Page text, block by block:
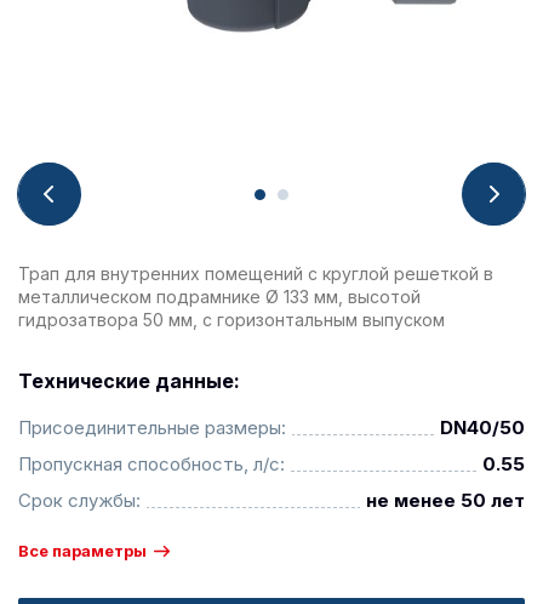
Трап для внутренних помещений с круглой решеткой в
металлическом подрамнике Ø 133 мм, высотой
гидрозатвора 50 мм, с горизонтальным выпуском
Технические данные:
Присоединительные размеры:
DN40/50
Пропускная способность, л/с:
0.55
Срок службы:
не менее 50 лет
Все параметры